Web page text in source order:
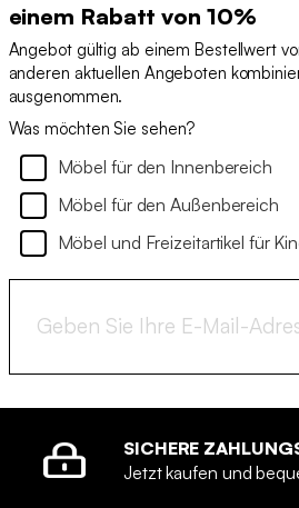
einem Rabatt von 10%
Angebot gültig ab einem Bestellwert
anderen aktuellen Angeboten
ausgenommen.
Was möchten Sie sehen?
Möbel für den Innenbereich
Möbel für den Außenbereich
Möbel und Freizeitartikel für
SICHERE
Jetzt kaufen und